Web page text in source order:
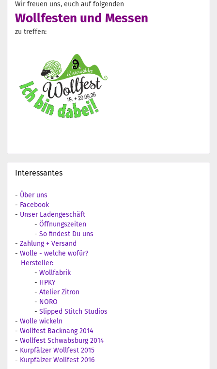
Wir freuen uns, euch auf folgenden
Wollfesten und Messen
zu treffen:
Interessantes
- Über uns
- Facebook
- Unser Ladengeschäft
- Öffnungszeiten
- So findest Du uns
- Zahlung + Versand
- Wolle - welche wofür?
Hersteller:
- Wollfabrik
- HPKY
- Atelier Zitron
- NORO
- Slipped Stitch Studios
- Wolle wickeln
- Wollfest Backnang 2014
- Wollfest Schwabsburg 2014
- Kurpfälzer Wollfest 2015
- Kurpfälzer Wollfest 2016